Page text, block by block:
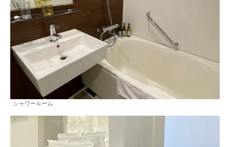
シャワールーム